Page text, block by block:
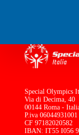
Special Olympics
Via di Decima, 40
00144 Roma -
P.iva 06044931001
CF 97182020582
IBAN: IT55 I056